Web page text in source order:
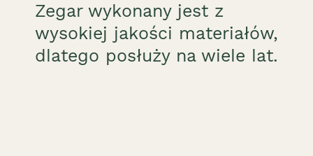
Zegar wykonany jest z
wysokiej jakości materiałów,
dlatego posłuży na wiele lat.